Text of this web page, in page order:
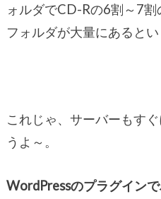
ォルダでCD-Rの6割～7
フォルダが大量にあるとい
これじゃ、サーバーもす
うよ～。
WordPressのプラグイン